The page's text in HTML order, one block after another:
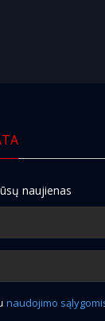
naujienas
naudojimo